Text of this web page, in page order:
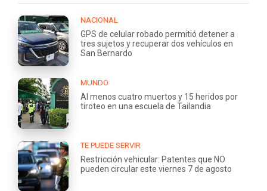
NACIONAL
GPS de celular robado permitió detener a
tres sujetos y recuperar dos vehículos en
San Bernardo
MUNDO
Al menos cuatro muertos y 15 heridos por
tiroteo en una escuela de Tailandia
TE PUEDE SERVIR
Restricción vehicular: Patentes que NO
pueden circular este viernes 7 de agosto